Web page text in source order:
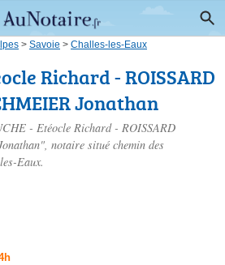
> Savoie > Challes-les-Eaux
Richard - ROISSARD
Jonathan
- Etéocle Richard - ROISSARD
notaire situé chemin des
Eaux.